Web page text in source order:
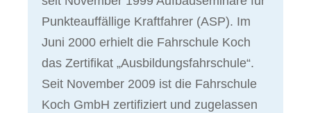
Punkteauffällige Kraftfahrer (ASP). Im
Juni 2000 erhielt die Fahrschule Koch
das Zertifikat „Ausbildungsfahrschule“.
Seit November 2009 ist die Fahrschule
Koch GmbH zertifiziert und zugelassen